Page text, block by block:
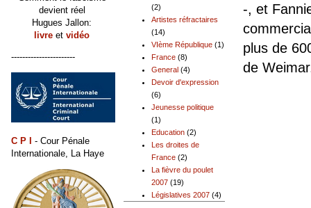
-, et
plus de
de
(2)
Artistes réfractaires
(14)
VIème République (1)
France (8)
General (4)
Devoir d'expression
(6)
Jeunesse politique
(1)
Education (2)
Les droites de
France (2)
La fièvre du poulet
2007 (19)
Législatives 2007 (4)
devient réel
Hugues Jallon:
livre et vidéo
-----------------------
C P I
- Cour Pénale
Internationale, La Haye